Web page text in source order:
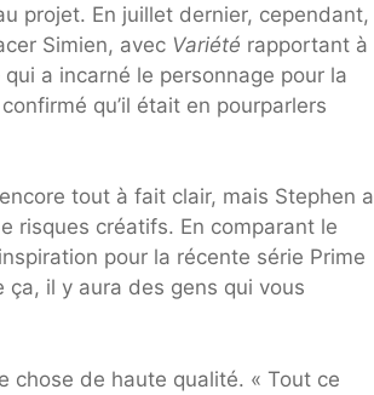
projet. En juillet dernier, cependant,
Simien, avec Variété rapportant à
qui a incarné le personnage pour la
qu’il était en pourparlers
tout à fait clair, mais Stephen a
risques créatifs. En comparant le
pour la récente série Prime
ça, il y aura des gens qui vous
chose de haute qualité. « Tout ce